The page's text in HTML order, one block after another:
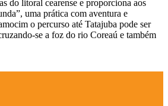
do litoral cearense e proporciona aos
uma prática com aventura e
o percurso até Tatajuba pode ser
se a foz do rio Coreaú e também